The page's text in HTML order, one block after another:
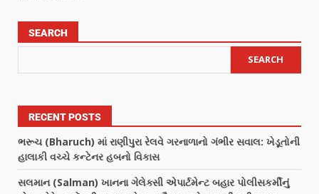
SEARCH
SEARCH
RECENT POSTS
ભરૂચ (Bharuch) માં રાણીપુરા રેલવે ગરનાળાનો ગંભીર સવાલ: ખેડૂતોની
હાલાકી વચ્ચે કન્ટેનર હબનો વિકાસ
સલમાન (Salman) ખાનના ગેલેક્સી એપાર્ટમેન્ટ બહાર પોલીસકર્મીનું